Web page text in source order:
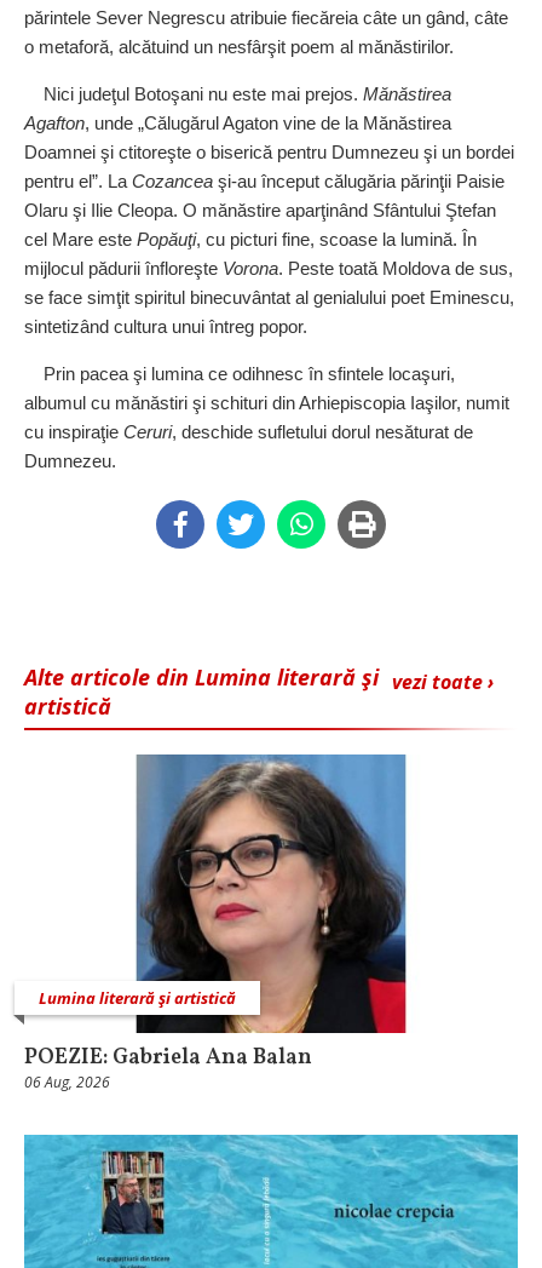
părintele Sever Negrescu atribuie fiecăreia câte un gând, câte
o metaforă, alcătuind un nesfârşit poem al mănăstirilor.
Nici judeţul Botoşani nu este mai prejos. Mănăstirea
Agafton, unde „Călugărul Agaton vine de la Mănăstirea
Doamnei şi ctitoreşte o biserică pentru Dumnezeu şi un bordei
pentru el”. La Cozancea şi‑au început călugăria părinţii Paisie
Olaru şi Ilie Cleopa. O mănăstire aparţinând Sfântului Ştefan
cel Mare este Popăuţi, cu picturi fine, scoase la lumină. În
mijlocul pădurii înfloreşte Vorona. Peste toată Moldova de sus,
se face simţit spiritul binecuvântat al genialului poet Eminescu,
sintetizând cultura unui întreg popor.
Prin pacea şi lumina ce odihnesc în sfintele locaşuri,
albumul cu mănăstiri şi schituri din Arhiepiscopia Iaşilor, numit
cu inspiraţie Ceruri, deschide sufletului dorul nesăturat de
Dumnezeu.
vezi toate ›
Alte articole din Lumina literară şi
artistică
Lumina literară şi artistică
POEZIE: Gabriela Ana Balan
06 Aug, 2026